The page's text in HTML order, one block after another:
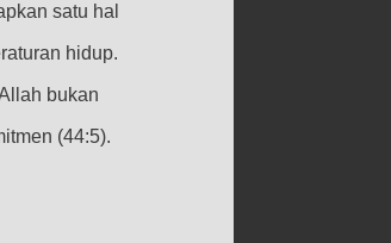
satu hal
hidup.
bukan
(44:5).